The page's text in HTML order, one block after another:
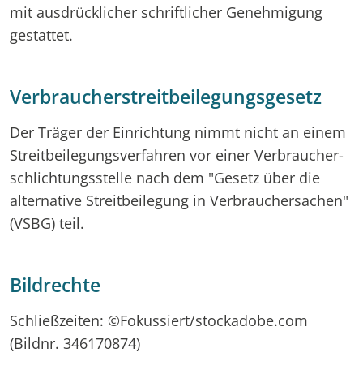
mit ausdrücklicher schriftlicher Genehmigung
gestattet.
Verbraucherstreitbeilegungsgesetz
Der Träger der Einrichtung nimmt nicht an einem
Streitbeilegungsverfahren vor einer Verbraucher-
schlichtungsstelle nach dem "Gesetz über die
alternative Streitbeilegung in Verbrauchersachen"
(VSBG) teil.
Bildrechte
Schließzeiten: ©Fokussiert/stockadobe.com
(Bildnr. 346170874)